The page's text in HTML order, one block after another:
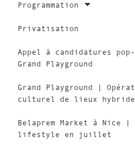
Programmation
Privatisation
Appel à candidatures
Grand Playground
Grand Playground |
culturel de lieux
Belaprem Market à Nice |
lifestyle en juillet